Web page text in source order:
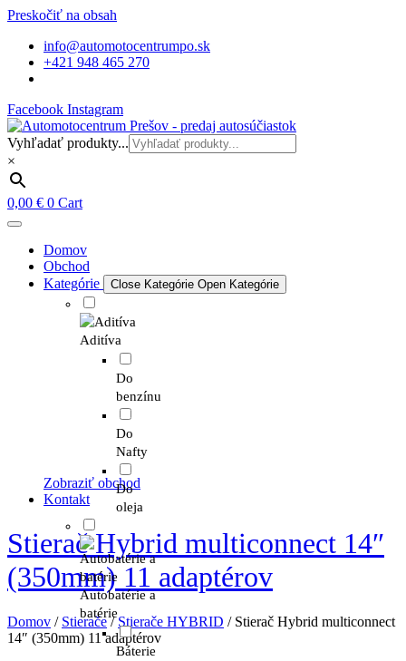
Preskočiť na obsah
info@automotocentrumpo.sk
+421 948 465 270
Facebook Instagram
Vyhľadať produkty...
×
0,00 € 0 Cart
Domov
Obchod
Kategórie
Close Kategórie Open Kategórie
Aditíva
Do
benzínu
Do
Nafty
Do
oleja
Autobatérie a
batérie
Báterie
Zobraziť obchod
Kontakt
Stierač Hybrid multiconnect 14″
(350mm) 11 adaptérov
Domov / Stierače/Stierače HYBRID / Stierač Hybrid multiconnect
14″ (350mm) 11 adaptérov